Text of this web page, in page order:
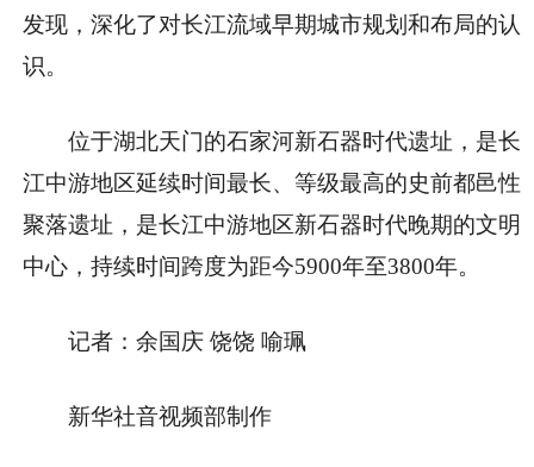
发现，深化了对长江流域早期城市规划和布局的认
识。
位于湖北天门的石家河新石器时代遗址，是长
江中游地区延续时间最长、等级最高的史前都邑性
聚落遗址，是长江中游地区新石器时代晚期的文明
中心，持续时间跨度为距今5900年至3800年。
记者：余国庆 饶饶 喻珮
新华社音视频部制作